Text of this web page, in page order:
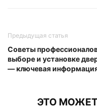
Предыдущая статья
Советы
выборе и установке
— ключевая
ЭТО